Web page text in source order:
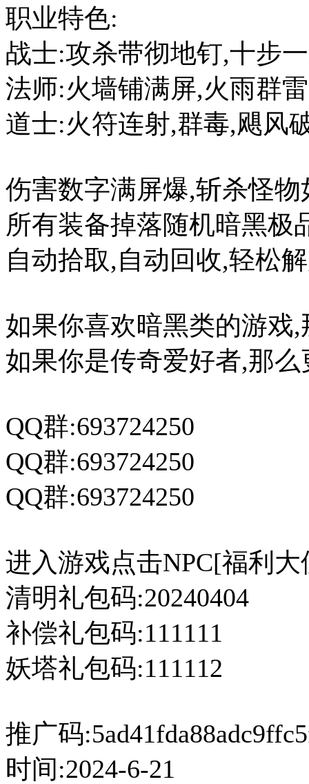
职业特色
战士:攻杀带彻地钉,十步
法师:火墙铺满屏,火雨群
道士:火符连射,群毒,飓风
伤害数字满屏爆,斩杀怪物
所有装备掉落随机暗黑极
自动拾取,自动回收,轻松
如果你喜欢暗黑类的游戏
如果你是传奇爱好者,那
QQ群:693724250
QQ群:693724250
QQ群:693724250
进入游戏点击NPC[福利
清明礼包码:20240404
补偿礼包码:111111
妖塔礼包码:111112
推广码
时间:2024-6-21